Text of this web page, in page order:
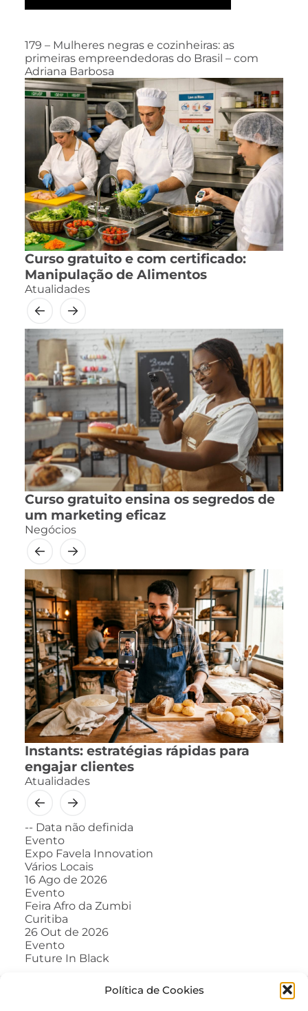
Política de Cookies
179 – Mulheres negras e cozinheiras: as
primeiras empreendedoras do Brasil – com
Adriana Barbosa
Curso gratuito e com certificado:
Manipulação de Alimentos
Atualidades
Curso gratuito ensina os segredos de
um marketing eficaz
Negócios
Instants: estratégias rápidas para
engajar clientes
Atualidades
-- Data não definida
Evento
Expo Favela Innovation
Vários Locais
16 Ago de 2026
Evento
Feira Afro da Zumbi
Curitiba
26 Out de 2026
Evento
Future In Black